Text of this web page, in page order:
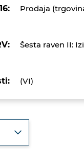
Prodaja
Šesta raven II:
(VI)